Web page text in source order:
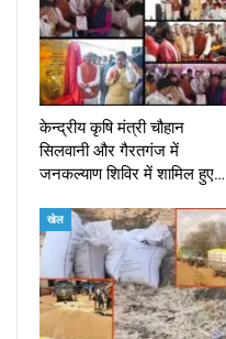
केन्द्रीय कृषि मंत्री चौहान
सिलवानी और गैरतगंज में
जनकल्याण शिविर में शामिल हुए…
खेल